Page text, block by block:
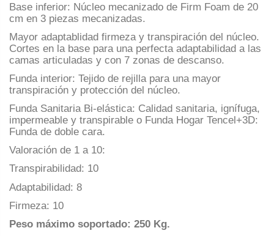
Base inferior: Núcleo mecanizado de Firm Foam de 20
cm en 3 piezas mecanizadas.
Mayor adaptablidad firmeza y transpiración del núcleo.
Cortes en la base para una perfecta adaptabilidad a las
camas articuladas y con 7 zonas de descanso.
Funda interior: Tejido de rejilla para una mayor
transpiración y protección del núcleo.
Funda Sanitaria Bi-elástica: Calidad sanitaria, ignífuga,
impermeable y transpirable o Funda Hogar Tencel+3D:
Funda de doble cara.
Valoración de 1 a 10:
Transpirabilidad: 10
Adaptabilidad: 8
Firmeza: 10
Peso máximo soportado: 250 Kg.